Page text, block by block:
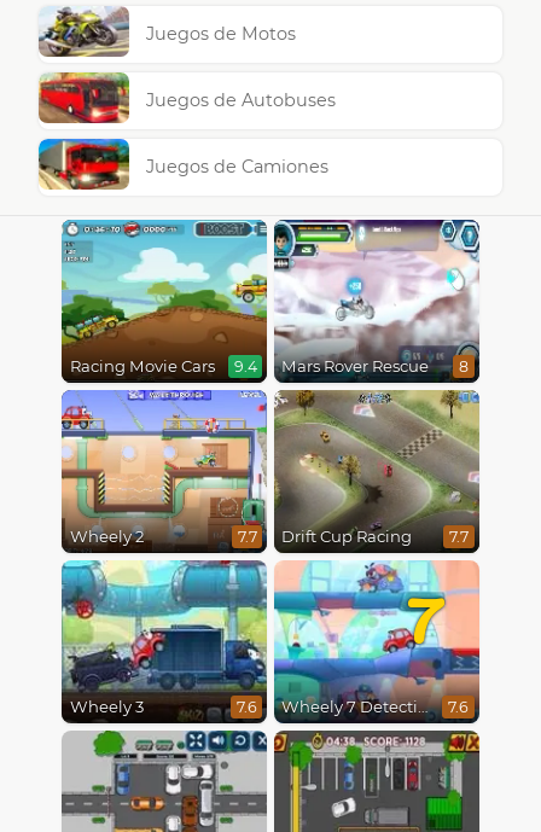
Juegos de Motos
Juegos de Autobuses
Juegos de Camiones
Racing Movie Cars 9.4 Mars Rover Rescue 8
Wheely 2 7.7 Drift Cup Racing 7.7
Wheely 3 7.6
7
Wheely 7 Detective 7.6